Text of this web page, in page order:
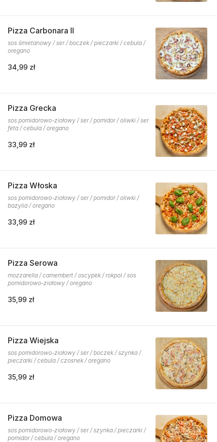
Pizza Carbonara II
sos śmietanowy / ser / boczek / pieczarki / cebula /
oregano
34,99 zł
Pizza Grecka
sos pomidorowo-ziołowy / ser / pomidor / oliwki / ser
feta / cebula / oregano
33,99 zł
Pizza Włoska
sos pomidorowo-ziołowy / ser / pomidor / oliwki /
bazylia / oregano
33,99 zł
Pizza Serowa
mozzarella / camembert / oscypek / rokpol / sos
pomidorowo-ziołowy / oregano
35,99 zł
Pizza Wiejska
sos pomidorowo-ziołowy / ser / boczek / szynka /
pieczarki / cebula / czosnek / oregano
35,99 zł
Pizza Domowa
sos pomidorowo-ziołowy / ser / szynka / pieczarki /
pomidor / cebula / oregano